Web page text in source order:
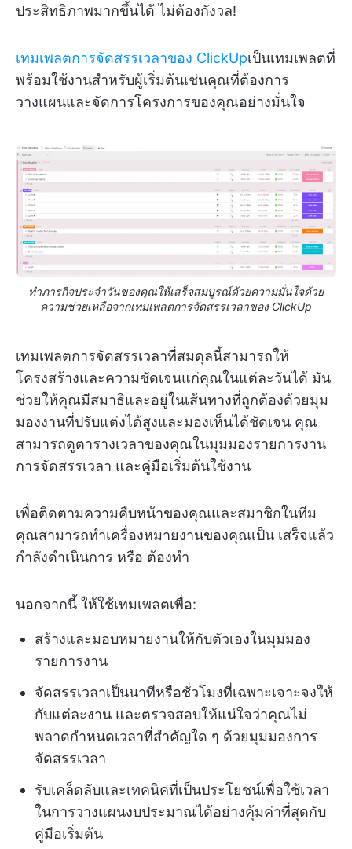
ประสิทธิภาพมากขึ้นได้ ไม่ต้องกังวล!
เทมเพลตการจัดสรรเวลาของ ClickUpเป็นเทมเพลตที่
พร้อมใช้งานสำหรับผู้เริ่มต้นเช่นคุณที่ต้องการ
วางแผนและจัดการโครงการของคุณอย่างมั่นใจ
ทำภารกิจประจำวันของคุณให้เสร็จสมบูรณ์ด้วยความมั่นใจด้วย
ความช่วยเหลือจากเทมเพลตการจัดสรรเวลาของ ClickUp
เทมเพลตการจัดสรรเวลาที่สมดุลนี้สามารถให้
โครงสร้างและความชัดเจนแก่คุณในแต่ละวันได้ มัน
ช่วยให้คุณมีสมาธิและอยู่ในเส้นทางที่ถูกต้องด้วยมุม
มองงานที่ปรับแต่งได้สูงและมองเห็นได้ชัดเจน คุณ
สามารถดูตารางเวลาของคุณในมุมมองรายการงาน
การจัดสรรเวลา และคู่มือเริ่มต้นใช้งาน
เพื่อติดตามความคืบหน้าของคุณและสมาชิกในทีม
คุณสามารถทำเครื่องหมายงานของคุณเป็น เสร็จแล้ว
กำลังดำเนินการ หรือ ต้องทำ
นอกจากนี้ ให้ใช้เทมเพลตเพื่อ:
สร้างและมอบหมายงานให้กับตัวเองในมุมมอง
รายการงาน
จัดสรรเวลาเป็นนาทีหรือชั่วโมงที่เฉพาะเจาะจงให้
กับแต่ละงาน และตรวจสอบให้แน่ใจว่าคุณไม่
พลาดกำหนดเวลาที่สำคัญใด ๆ ด้วยมุมมองการ
จัดสรรเวลา
รับเคล็ดลับและเทคนิคที่เป็นประโยชน์เพื่อใช้เวลา
ในการวางแผนงบประมาณได้อย่างคุ้มค่าที่สุดกับ
คู่มือเริ่มต้น